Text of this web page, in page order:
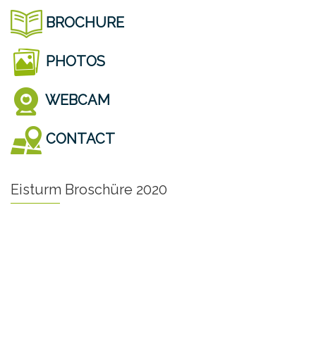
BROCHURE
PHOTOS
WEBCAM
CONTACT
Eisturm Broschüre 2020